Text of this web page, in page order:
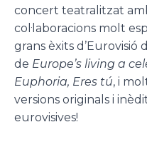
concert teatralitzat
col·laboracions molt
grans èxits d’Eurovisió
de Europe’s living a
Euphoria, Eres tú, i
versions originals i
eurovisives!